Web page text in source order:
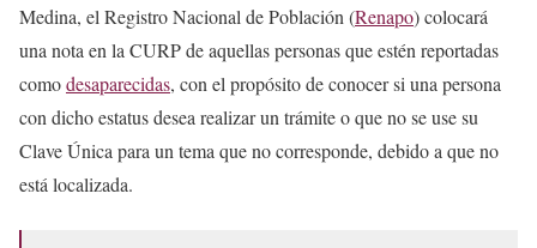
Medina, el Registro Nacional de Población (Renapo) colocará
una nota en la CURP de aquellas personas que estén reportadas
comodesaparecidas, con el propósito de conocer si una persona
con dicho estatus desea realizar un trámite o que no se use su
Clave Única para un tema que no corresponde, debido a que no
está localizada.